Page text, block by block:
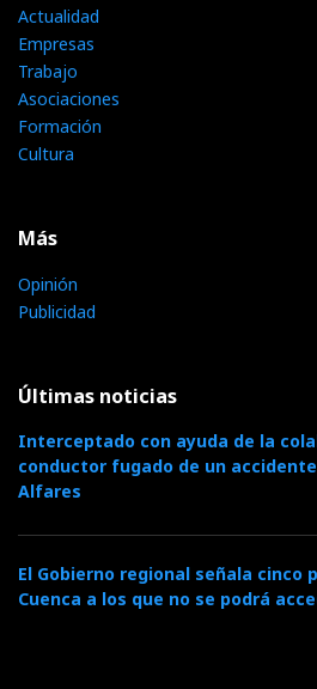
Actualidad
Empresas
Trabajo
Asociaciones
Formación
Cultura
Más
Opinión
Publicidad
Últimas noticias
Interceptado con ayuda de la
conductor fugado de un
Alfares
El Gobierno regional señala cinco
Cuenca a los que no se podrá